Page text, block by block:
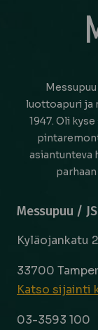
luottoapuri ja
1947. Oli
asiantunteva
Messupuu /
Kyläojankatu
33700
Katso sijainti
03-3593 100